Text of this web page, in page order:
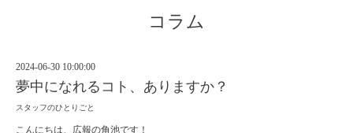
コラム
2024-06-30 10:00:00
夢中になれるコト、ありますか？
スタッフのひとりごと
こんにちは、広報の角池です！